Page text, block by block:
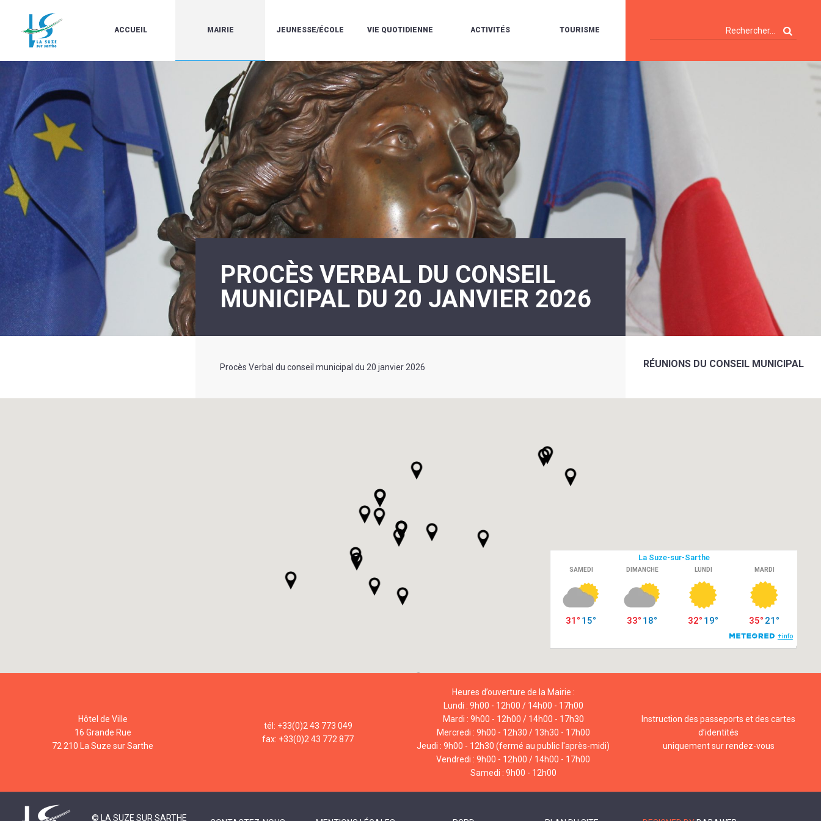
ACCUEIL
SUZE
BULLETINS
SUZE
20ÈME
SIÈCLE
MAIRIE
CONTACTS
HORAIRES
URBANISME/PLU
CARTES
D'IDENTITÉ-
PASSEPORTS
CMJ
RÉUNIONS
DU
CONSEIL
MUNICIPAL
ARRÊTÉS
DÉCISIONS
DU
MAIRE
MOT
DE
LA
MINORITÉ
JEUNESSE/ÉCOLE
L'ACCUEIL
DE
LOISIRS
LE
PÉRISCOLAIRE
/
LES
MERCREDIS
RÉCRÉATIFS
LE
RESTAURANT
SCOLAIRE
LES
ÉCOLES
LE
COLLÈGE
ESPACE
JEUNES
11
ANS
:
ASSOCIATION
LA
COULÉE
DOUCE
VIE QUOTIDIENNE
ESPACE
DE
VIE
SOCIALE
QUELQUES
RÈGLES
DE
VIE
ENVIRONNEMENT
L'EAU
ET
L'ASSAINISSEMENT
RÉSIDENCE
AUTONOMIE
SÉCURITÉ
/
RISQUES
MAJEURS
ACTIVITÉS
LA
MÉDIATHÈQUE
L'ÉCOLE
COMMUNAUTAIRE
DE
MUSIQUE
L'ÉCOLE
COMMUNAUTAIRE
DE
DANSE
LA
PISCINE
COMMUNAUTAIRE
ASSOCIATIONS
TOURISME
VERTE
VISITES
DÉCOUVERTES
LES
RANDONNÉES
LE
CAMPING
POUR
CAMPING-
CARS
TENTES
ET
CARAVANES
LA
HALTE
FLUVIALE
LA
PROCÈS VERBAL DU CONSEIL
MUNICIPAL DU 20 JANVIER 2026
Procès Verbal du conseil municipal du 20 janvier 2026 RÉUNIONS DU CONSEIL MUNICIPAL
Hôtel de Ville
16 Grande Rue
72 210 La Suze sur Sarthe
tél: +33(0)2 43 773 049
fax: +33(0)2 43 772 877
Heures d’ouverture de la Mairie :
Lundi : 9h00 - 12h00 / 14h00 - 17h00
Mardi : 9h00 - 12h00 / 14h00 - 17h30
Mercredi : 9h00 - 12h30 / 13h30 - 17h00
Jeudi : 9h00 - 12h30 (fermé au public l'après-midi)
Vendredi : 9h00 - 12h00 / 14h00 - 17h00
Samedi : 9h00 - 12h00
Instruction des passeports et des cartes
d’identités
uniquement sur rendez-vous
© LA SUZE SUR SARTHE